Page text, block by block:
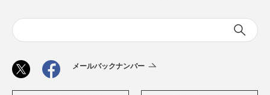
メールバックナンバー